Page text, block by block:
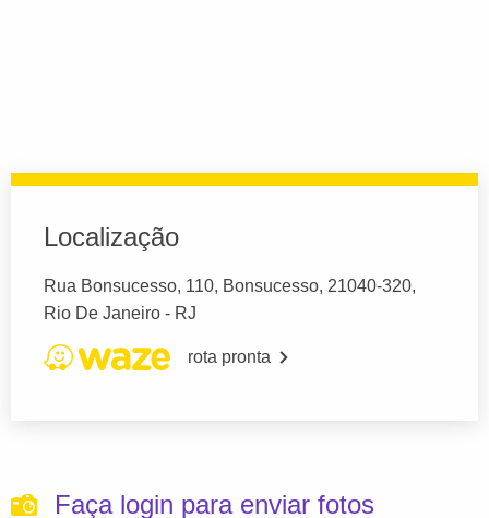
Localização
Rua Bonsucesso, 110, Bonsucesso, 21040-320,
Rio De Janeiro - RJ
rota pronta
Faça login para enviar fotos